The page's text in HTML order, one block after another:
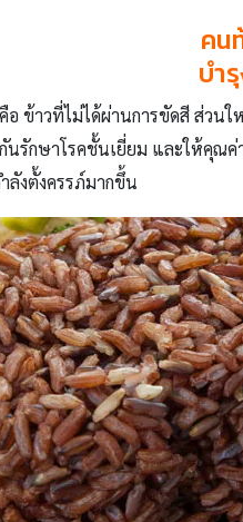
คน
บำ
ข้าวที่ไม่ได้ผ่านการขัดสี ส่วน
นรักษาโรคชั้นเยี่ยม และให้คุณ
งตั้งครรภ์มากขึ้น